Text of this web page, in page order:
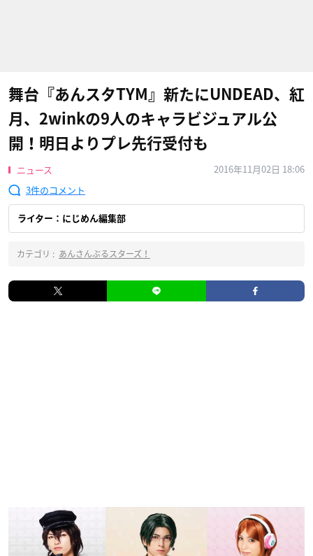
舞台『あんスタTYM』新たにUNDEAD、紅
月、2winkの9人のキャラビジュアル公
開！明日よりプレ先行受付も
ニュース
2016年11月02日 18:06
3
ライター：にじめん編集部
カテゴリ : あんさんぶるスターズ！